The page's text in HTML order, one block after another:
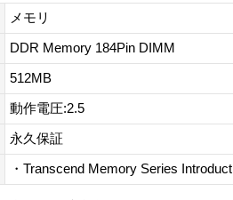
メモリ
DDR Memory 184Pin DIMM
512MB
動作電圧:2.5
永久保証
・Transcend Memory Series